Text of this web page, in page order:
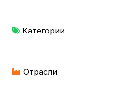
Категории
Отрасли